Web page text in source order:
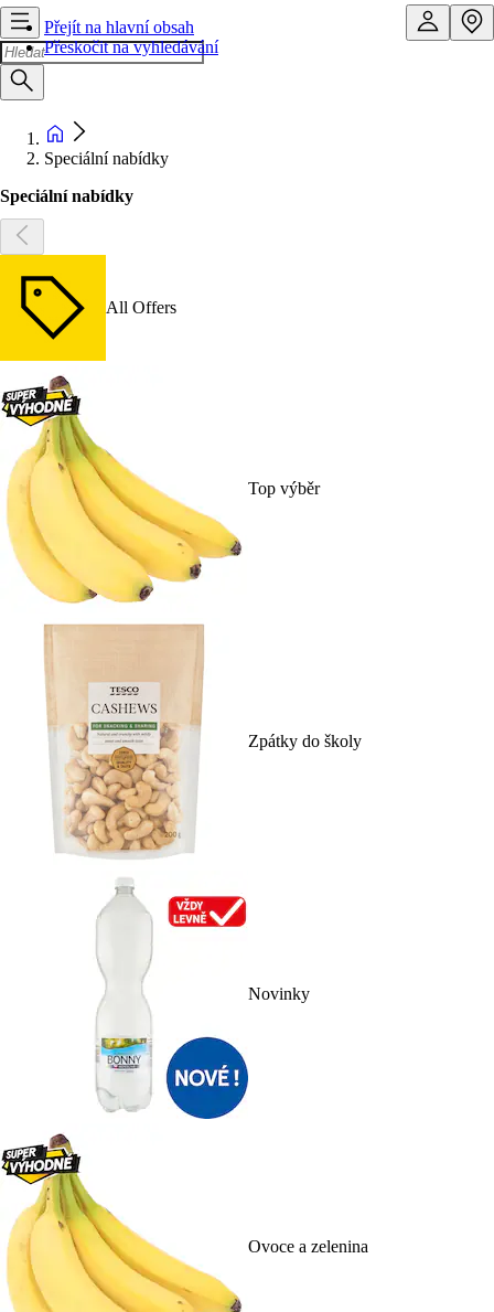
Přejít na hlavní obsah
Přeskočit na vyhledávání
Speciální nabídky
Speciální nabídky
All Offers
Top výběr
Zpátky do školy
Novinky
Ovoce a zelenina